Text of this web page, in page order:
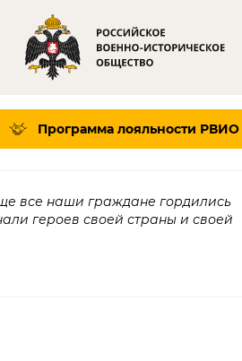
Программа лояльности РВИО
все наши граждане гордились
героев своей страны и своей